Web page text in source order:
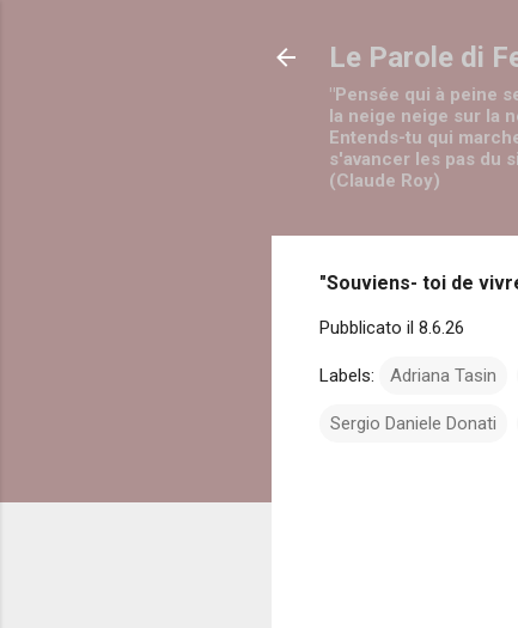
Le Parole di
"Pensée qui à peine
la neige neige sur la
Entends-tu qui
s'avancer les pas du
(Claude Roy)
"Souviens- toi de
Pubblicato il 8.6.26
Labels: Adriana Tasin
Sergio Daniele Donati